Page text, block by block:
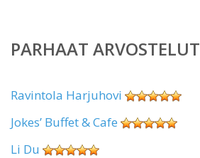
PARHAAT ARVOSTELUT
Ravintola Harjuhovi
Jokes’ Buffet & Cafe
Li Du